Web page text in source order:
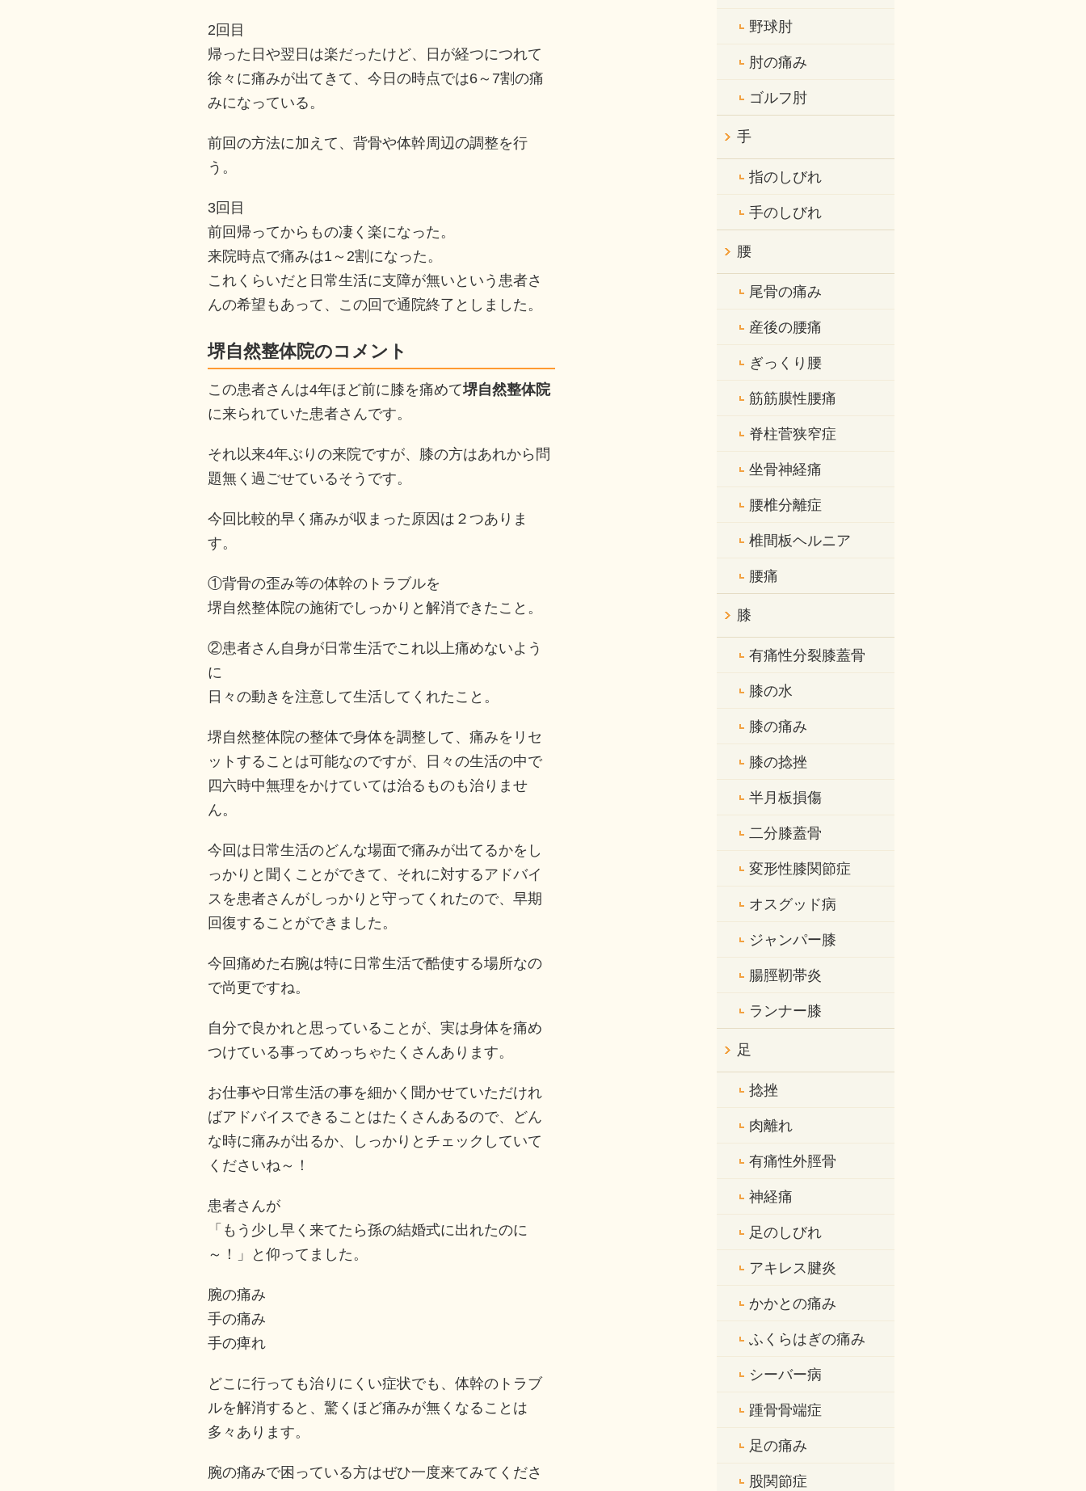
2回目
帰った日や翌日は楽だったけど、日が経つにつれて
徐々に痛みが出てきて、今日の時点では6～7割の痛
みになっている。
前回の方法に加えて、背骨や体幹周辺の調整を行
う。
3回目
前回帰ってからもの凄く楽になった。
来院時点で痛みは1～2割になった。
これくらいだと日常生活に支障が無いという患者さ
んの希望もあって、この回で通院終了としました。
堺自然整体院のコメント
この患者さんは4年ほど前に膝を痛めて堺自然整体院
に来られていた患者さんです。
それ以来4年ぶりの来院ですが、膝の方はあれから問
題無く過ごせているそうです。
今回比較的早く痛みが収まった原因は２つありま
す。
①背骨の歪み等の体幹のトラブルを
堺自然整体院の施術でしっかりと解消できたこと。
②患者さん自身が日常生活でこれ以上痛めないよう
に
日々の動きを注意して生活してくれたこと。
堺自然整体院の整体で身体を調整して、痛みをリセ
ットすることは可能なのですが、日々の生活の中で
四六時中無理をかけていては治るものも治りませ
ん。
今回は日常生活のどんな場面で痛みが出てるかをし
っかりと聞くことができて、それに対するアドバイ
スを患者さんがしっかりと守ってくれたので、早期
回復することができました。
今回痛めた右腕は特に日常生活で酷使する場所なの
で尚更ですね。
自分で良かれと思っていることが、実は身体を痛め
つけている事ってめっちゃたくさんあります。
お仕事や日常生活の事を細かく聞かせていただけれ
ばアドバイスできることはたくさんあるので、どん
な時に痛みが出るか、しっかりとチェックしていて
くださいね～！
患者さんが
「もう少し早く来てたら孫の結婚式に出れたのに
～！」と仰ってました。
腕の痛み
手の痛み
手の痺れ
どこに行っても治りにくい症状でも、体幹のトラブ
ルを解消すると、驚くほど痛みが無くなることは
多々あります。
腕の痛みで困っている方はぜひ一度来てみてくださ
野球肘
肘の痛み
ゴルフ肘
手
指のしびれ
手のしびれ
腰
尾骨の痛み
産後の腰痛
ぎっくり腰
筋筋膜性腰痛
脊柱菅狭窄症
坐骨神経痛
腰椎分離症
椎間板ヘルニア
腰痛
膝
有痛性分裂膝蓋骨
膝の水
膝の痛み
膝の捻挫
半月板損傷
二分膝蓋骨
変形性膝関節症
オスグッド病
ジャンパー膝
腸脛靭帯炎
ランナー膝
足
捻挫
肉離れ
有痛性外脛骨
神経痛
足のしびれ
アキレス腱炎
かかとの痛み
ふくらはぎの痛み
シーバー病
踵骨骨端症
足の痛み
股関節症